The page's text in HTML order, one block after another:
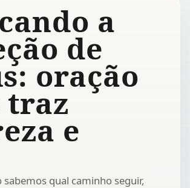
a
de
oração
traz
e
sabemos qual caminho seguir,